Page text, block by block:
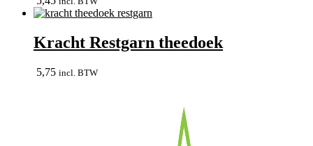
Kracht Restgarn theedoek
5,75 incl. BTW